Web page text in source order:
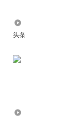
头条